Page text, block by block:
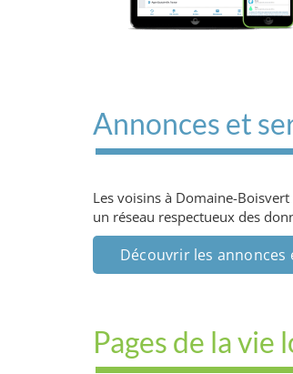
Annonces et
Les voisins à Domaine-
un réseau respectueux des
Découvrir les
Pages de la